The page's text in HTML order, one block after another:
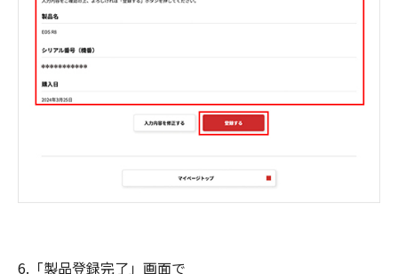
6.「製品登録完了」画面で